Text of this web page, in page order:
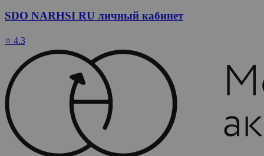
SDO NARHSI RU личный кабинет
⭐ 4.3